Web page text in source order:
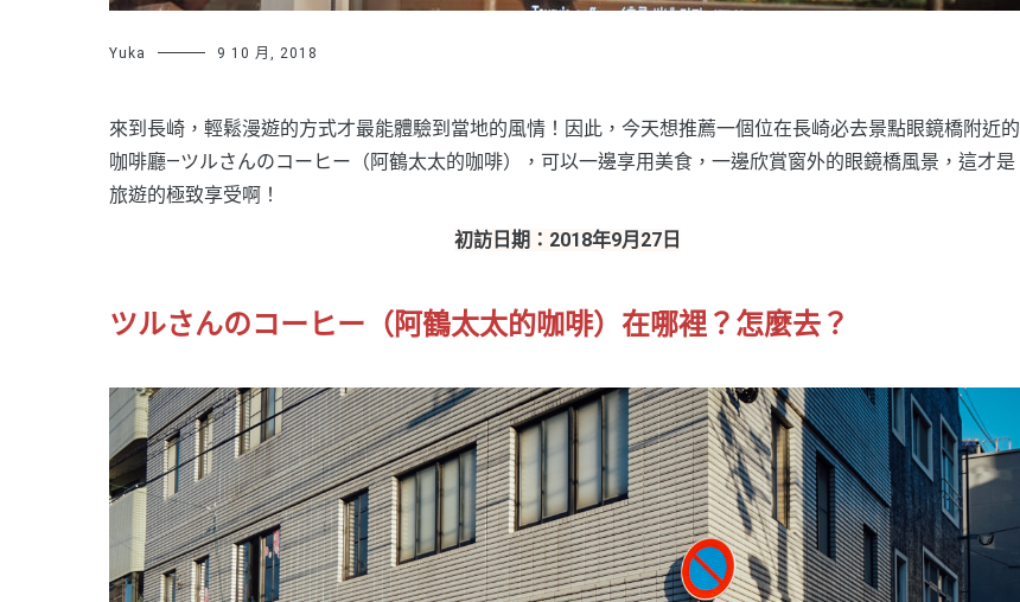
Yuka 9 10 月, 2018
來到長崎，輕鬆漫遊的方式才最能體驗到當地的風情！因此，今天想推薦一個位在長崎必去景點眼鏡橋附近的
咖啡廳—ツルさんのコーヒー（阿鶴太太的咖啡），可以一邊享用美食，一邊欣賞窗外的眼鏡橋風景，這才是
旅遊的極致享受啊！
初訪日期：2018年9月27日
ツルさんのコーヒー（阿鶴太太的咖啡）在哪裡？怎麼去？